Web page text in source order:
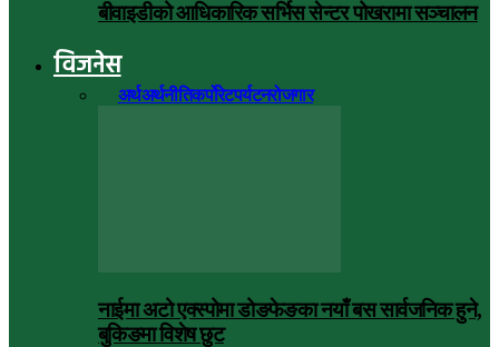
बीवाइडीको आधिकारिक सर्भिस सेन्टर पोखरामा सञ्चालन
विजनेस
अर्थअर्थनीतिकर्पोरेटपर्यटनरोजगार
नाईमा अटो एक्स्पोमा डोङफेङका नयाँ बस सार्वजनिक हुने,
बुकिङमा विशेष छुट